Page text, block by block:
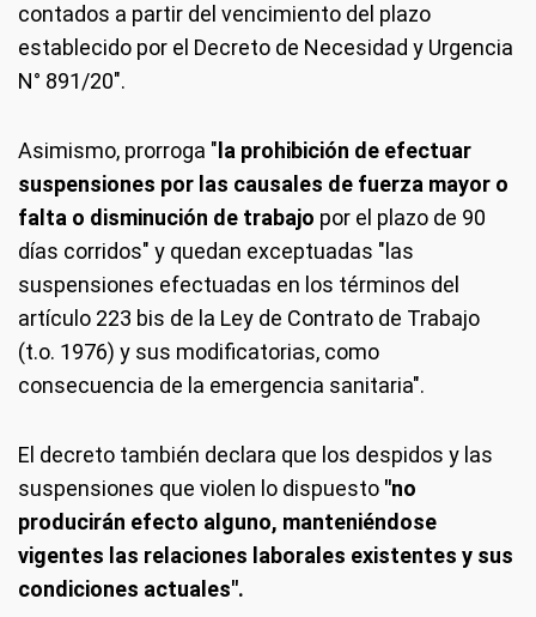
contados a partir del vencimiento del plazo
establecido por el Decreto de Necesidad y Urgencia
N° 891/20".
Asimismo, prorroga " la prohibición de efectuar
suspensiones por las causales de fuerza mayor o
falta o disminución de trabajo por el plazo de 90
días corridos" y quedan exceptuadas "las
suspensiones efectuadas en los términos del
artículo 223 bis de la Ley de Contrato de Trabajo
(t.o. 1976) y sus modificatorias, como
consecuencia de la emergencia sanitaria".
El decreto también declara que los despidos y las
suspensiones que violen lo dispuesto "no
producirán efecto alguno, manteniéndose
vigentes las relaciones laborales existentes y sus
condiciones actuales".